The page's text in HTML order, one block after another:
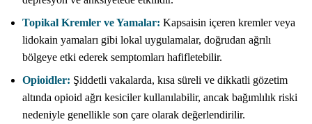
Topikal Kremler ve Yamalar: Kapsaisin içeren kremler veya
lidokain yamaları gibi lokal uygulamalar, doğrudan ağrılı
bölgeye etki ederek semptomları hafifletebilir.
Opioidler: Şiddetli vakalarda, kısa süreli ve dikkatli gözetim
altında opioid ağrı kesiciler kullanılabilir, ancak bağımlılık riski
nedeniyle genellikle son çare olarak değerlendirilir.